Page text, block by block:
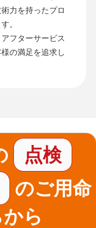
力を持ったプロ
。
フターサービス
の満足を追求し
点検
のご用命
ら